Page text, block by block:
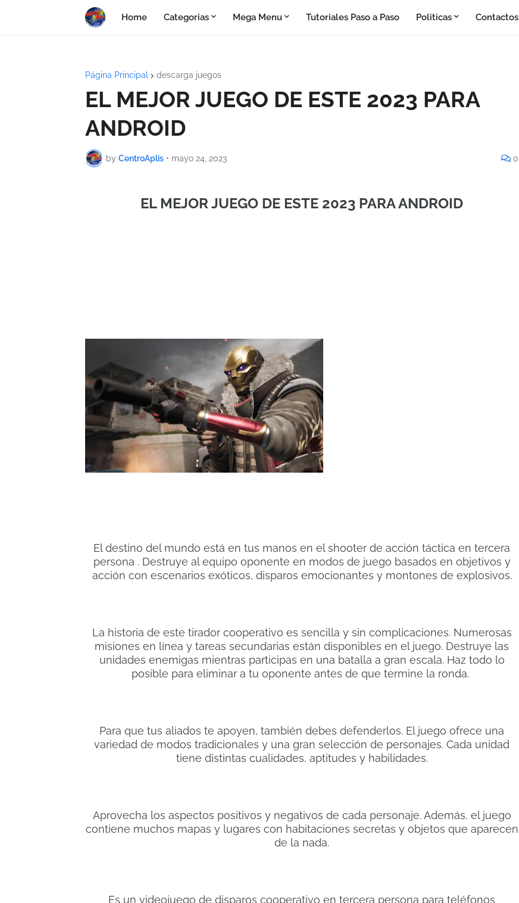
Home Categorias Mega Menu Tutoriales Paso a Paso Politicas Contactos
Página Principal descarga juegos
EL MEJOR JUEGO DE ESTE 2023 PARA
ANDROID
by CentroAplis • mayo 24, 2023 0
EL MEJOR JUEGO DE ESTE 2023 PARA ANDROID
El destino del mundo está en tus manos en el shooter de acción táctica en tercera
persona . Destruye al equipo oponente en modos de juego basados ​​en objetivos y
acción con escenarios exóticos, disparos emocionantes y montones de explosivos.
La historia de este tirador cooperativo es sencilla y sin complicaciones. Numerosas
misiones en línea y tareas secundarias están disponibles en el juego. Destruye las
unidades enemigas mientras participas en una batalla a gran escala. Haz todo lo
posible para eliminar a tu oponente antes de que termine la ronda.
Para que tus aliados te apoyen, también debes defenderlos. El juego ofrece una
variedad de modos tradicionales y una gran selección de personajes. Cada unidad
tiene distintas cualidades, aptitudes y habilidades.
Aprovecha los aspectos positivos y negativos de cada personaje. Además, el juego
contiene muchos mapas y lugares con habitaciones secretas y objetos que aparecen
de la nada.
Es un videojuego de disparos cooperativo en tercera persona para teléfonos